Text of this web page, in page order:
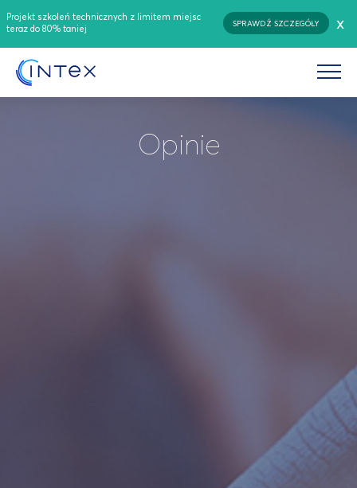
Projekt szkoleń technicznych z limitem miejsc
teraz do 80% taniej
SPRAWDŹ SZCZEGÓŁY x
Opinie